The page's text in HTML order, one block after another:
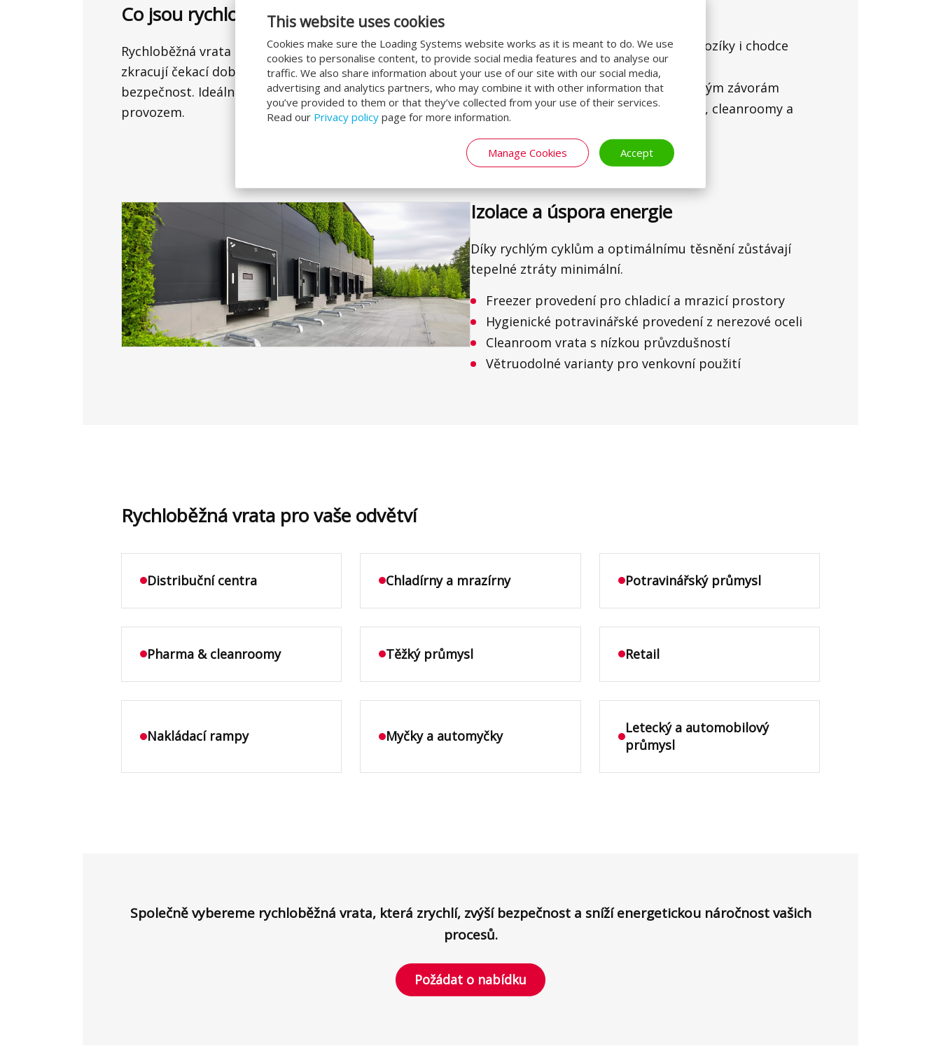
This website uses cookies
Cookies make sure the Loading Systems website works as it is meant to do. We use
cookies to personalise content, to provide social media features and to analyse our
traffic. We also share information about your use of our site with our social media,
advertising and analytics partners, who may combine it with other information that
you’ve provided to them or that they’ve collected from your use of their services.
Read our Privacy policy page for more information.
Manage Cookies Accept
Co jsou rychloběžná vrata?
Rychloběžná vrata se otevírají rychlostí až 2,5 m/s,
zkracují čekací dobu, regulují vnitřní klima a zvyšují
bezpečnost. Ideální pro prostory s intenzivním
provozem.
Vysoká rychlost pro vysokozdvižné vozíky i chodce
Minimální energetické ztráty
Bezpečnost díky senzorům a světelným závorám
Vhodné pro logistiku, potravinářství, cleanroomy a
chladírny
Široké možnosti konfigurace
Izolace a úspora energie
Díky rychlým cyklům a optimálnímu těsnění zůstávají
tepelné ztráty minimální.
Freezer provedení pro chladicí a mrazicí prostory
Hygienické potravinářské provedení z nerezové oceli
Cleanroom vrata s nízkou průvzdušností
Větruodolné varianty pro venkovní použití
Rychloběžná vrata pro vaše odvětví
Distribuční centra Chladírny a mrazírny Potravinářský průmysl
Pharma & cleanroomy Těžký průmysl Retail
Nakládací rampy Myčky a automyčky
Letecký a automobilový
průmysl
Společně vybereme rychloběžná vrata, která zrychlí, zvýší bezpečnost a sníží energetickou náročnost vašich
procesů.
Požádat o nabídku